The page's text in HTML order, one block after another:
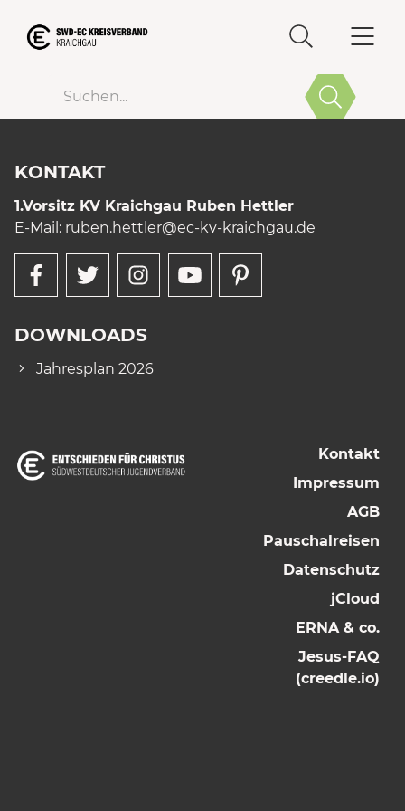
KONTAKT
1.Vorsitz KV Kraichgau Ruben Hettler
E-Mail: ruben.hettler@ec-kv-kraichgau.de
DOWNLOADS
Jahresplan 2026
Kontakt
Impressum
AGB
Pauschalreisen
Datenschutz
jCloud
ERNA & co.
Jesus-FAQ
(creedle.io)